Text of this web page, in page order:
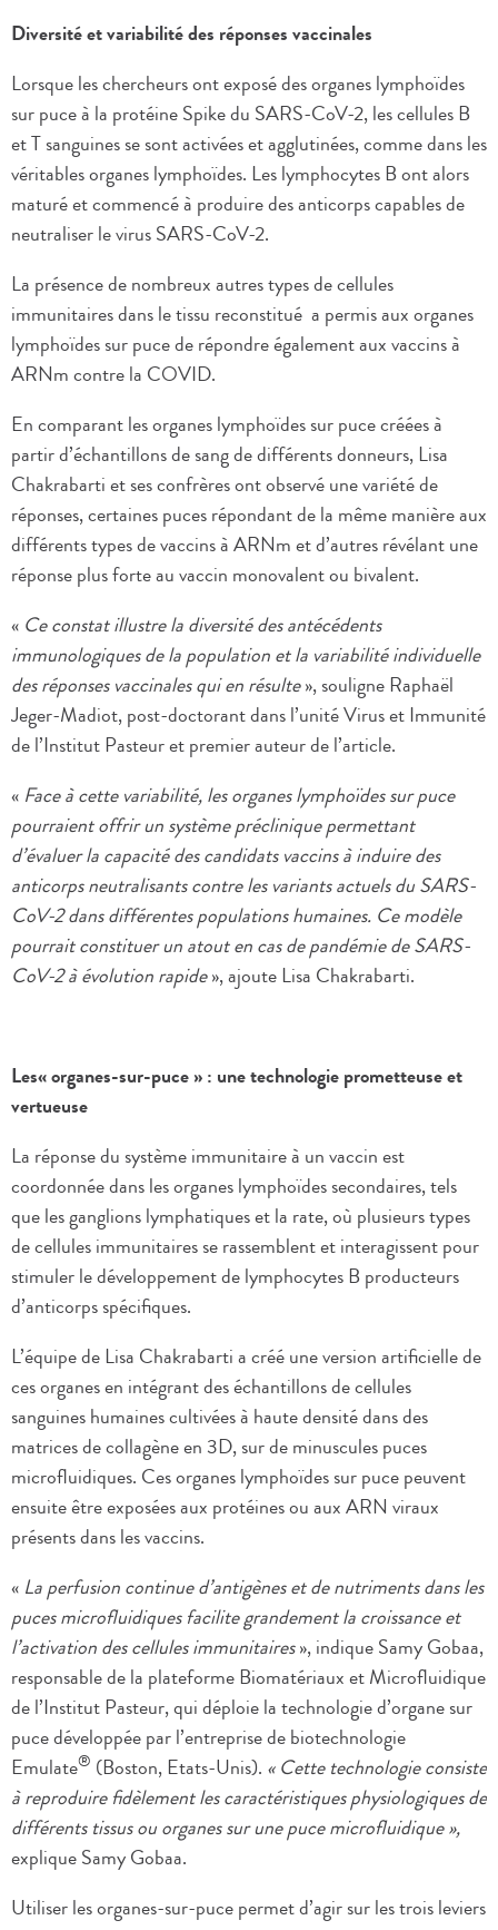
Diversité et variabilité des réponses vaccinales
Lorsque les chercheurs ont exposé des organes lymphoïdes
sur puce à la protéine Spike du SARS-CoV-2, les cellules B
et T sanguines se sont activées et agglutinées, comme dans les
véritables organes lymphoïdes. Les lymphocytes B ont alors
maturé et commencé à produire des anticorps capables de
neutraliser le virus SARS-CoV-2.
La présence de nombreux autres types de cellules
immunitaires dans le tissu reconstitué a permis aux organes
lymphoïdes sur puce de répondre également aux vaccins à
ARNm contre la COVID.
En comparant les organes lymphoïdes sur puce créées à
partir d’échantillons de sang de différents donneurs, Lisa
Chakrabarti et ses confrères ont observé une variété de
réponses, certaines puces répondant de la même manière aux
différents types de vaccins à ARNm et d’autres révélant une
réponse plus forte au vaccin monovalent ou bivalent.
« Ce constat illustre la diversité des antécédents
immunologiques de la population et la variabilité individuelle
des réponses vaccinales qui en résulte», souligne Raphaël
Jeger-Madiot, post-doctorant dans l’unité Virus et Immunité
de l’Institut Pasteur et premier auteur de l’article.
« Face à cette variabilité, les organes lymphoïdes sur puce
pourraient offrir un système préclinique permettant
d’évaluer la capacité des candidats vaccins à induire des
anticorps neutralisants contre les variants actuels du SARS-
CoV-2 dans différentes populations humaines. Ce modèle
pourrait constituer un atout en cas de pandémie de SARS-
CoV-2 à évolution rapide», ajoute Lisa Chakrabarti.
Les« organes-sur-puce » : une technologie prometteuse et
vertueuse
La réponse du système immunitaire à un vaccin est
coordonnée dans les organes lymphoïdes secondaires, tels
que les ganglions lymphatiques et la rate, où plusieurs types
de cellules immunitaires se rassemblent et interagissent pour
stimuler le développement de lymphocytes B producteurs
d’anticorps spécifiques.
L’équipe de Lisa Chakrabarti a créé une version artificielle de
ces organes en intégrant des échantillons de cellules
sanguines humaines cultivées à haute densité dans des
matrices de collagène en 3D, sur de minuscules puces
microfluidiques. Ces organes lymphoïdes sur puce peuvent
ensuite être exposées aux protéines ou aux ARN viraux
présents dans les vaccins.
« La perfusion continue d’antigènes et de nutriments dans les
puces microfluidiques facilite grandement la croissance et
l’activation des cellules immunitaires», indique Samy Gobaa,
responsable de la plateforme Biomatériaux et Microfluidique
de l’Institut Pasteur, qui déploie la technologie d’organe sur
puce développée par l’entreprise de biotechnologie
Emulate® (Boston, Etats-Unis). « Cette technologie consiste
à reproduire fidèlement les caractéristiques physiologiques de
différents tissus ou organes sur une puce microfluidique »,
explique Samy Gobaa.
Utiliser les organes-sur-puce permet d’agir sur les trois leviers